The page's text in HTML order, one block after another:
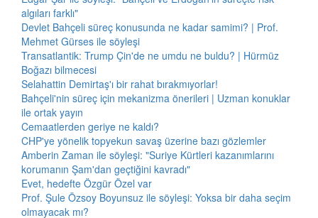
algıları farklı"
Devlet Bahçeli süreç konusunda ne kadar samimi? | Prof.
Mehmet Gürses ile söyleşi
Transatlantik: Trump Çin'de ne umdu ne buldu? | Hürmüz
Boğazı bilmecesi
Selahattin Demirtaş'ı bir rahat bırakmıyorlar!
Bahçeli'nin süreç için mekanizma önerileri | Uzman konuklar
ile ortak yayın
Cemaatlerden geriye ne kaldı?
CHP'ye yönelik topyekun savaş üzerine bazı gözlemler
Amberin Zaman ile söyleşi: "Suriye Kürtleri kazanımlarını
korumanın Şam'dan geçtiğini kavradı"
Evet, hedefte Özgür Özel var
Prof. Şule Özsoy Boyunsuz ile söyleşi: Yoksa bir daha seçim
olmayacak mı?